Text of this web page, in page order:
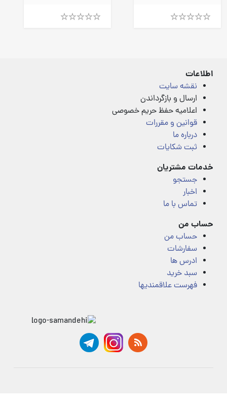
اطلاعات
نقشه سایت
ارسال و بازگرداندن
اعلامیه حفظ حریم خصوصی
قوانین و مقررات
درباره ما
ثبت شکایات
خدمات مشتریان
جستجو
اخبار
تماس با ما
حساب من
حساب من
سفارشات
ادرس ها
سبد خرید
فهرست علاقمندیها